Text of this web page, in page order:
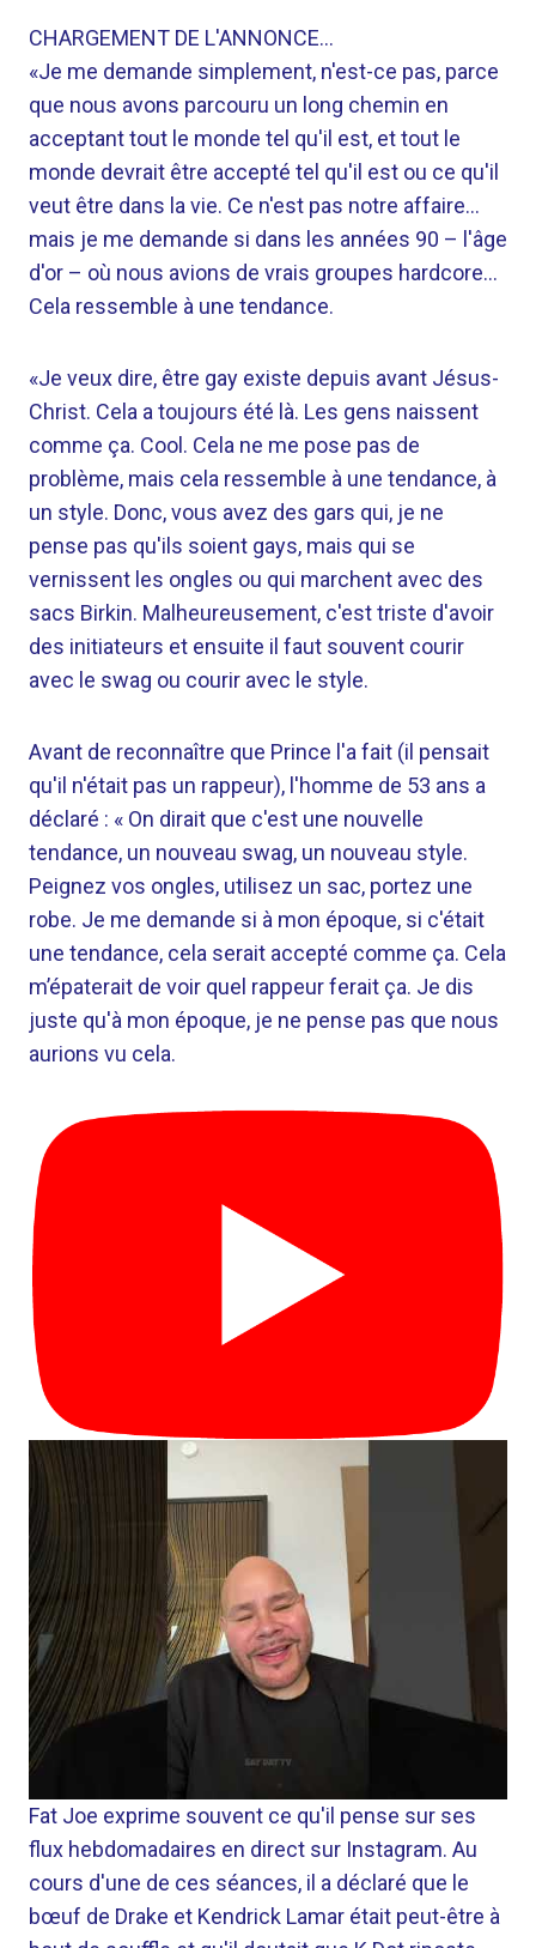
CHARGEMENT DE L'ANNONCE…
«Je me demande simplement, n'est-ce pas, parce
que nous avons parcouru un long chemin en
acceptant tout le monde tel qu'il est, et tout le
monde devrait être accepté tel qu'il est ou ce qu'il
veut être dans la vie. Ce n'est pas notre affaire…
mais je me demande si dans les années 90 – l'âge
d'or – où nous avions de vrais groupes hardcore…
Cela ressemble à une tendance.
«Je veux dire, être gay existe depuis avant Jésus-
Christ. Cela a toujours été là. Les gens naissent
comme ça. Cool. Cela ne me pose pas de
problème, mais cela ressemble à une tendance, à
un style. Donc, vous avez des gars qui, je ne
pense pas qu'ils soient gays, mais qui se
vernissent les ongles ou qui marchent avec des
sacs Birkin. Malheureusement, c'est triste d'avoir
des initiateurs et ensuite il faut souvent courir
avec le swag ou courir avec le style.
Avant de reconnaître que Prince l'a fait (il pensait
qu'il n'était pas un rappeur), l'homme de 53 ans a
déclaré : « On dirait que c'est une nouvelle
tendance, un nouveau swag, un nouveau style.
Peignez vos ongles, utilisez un sac, portez une
robe. Je me demande si à mon époque, si c'était
une tendance, cela serait accepté comme ça. Cela
m’épaterait de voir quel rappeur ferait ça. Je dis
juste qu'à mon époque, je ne pense pas que nous
aurions vu cela.
Fat Joe exprime souvent ce qu'il pense sur ses
flux hebdomadaires en direct sur Instagram. Au
cours d'une de ces séances, il a déclaré que le
bœuf de Drake et Kendrick Lamar était peut-être à